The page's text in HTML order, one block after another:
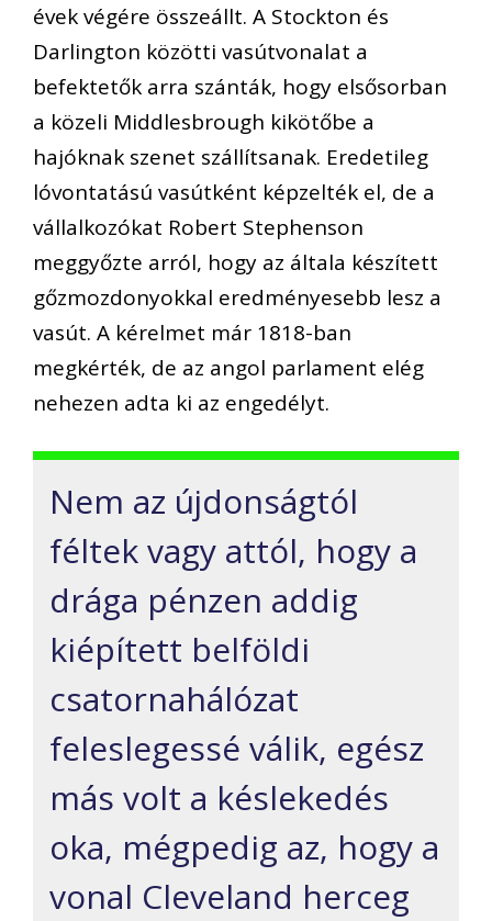
évek végére összeállt. A Stockton és
Darlington közötti vasútvonalat a
befektetők arra szánták, hogy elsősorban
a közeli Middlesbrough kikötőbe a
hajóknak szenet szállítsanak. Eredetileg
lóvontatású vasútként képzelték el, de a
vállalkozókat Robert Stephenson
meggyőzte arról, hogy az általa készített
gőzmozdonyokkal eredményesebb lesz a
vasút. A kérelmet már 1818-ban
megkérték, de az angol parlament elég
nehezen adta ki az engedélyt.
Nem az újdonságtól
féltek vagy attól, hogy a
drága pénzen addig
kiépített belföldi
csatornahálózat
feleslegessé válik, egész
más volt a késlekedés
oka, mégpedig az, hogy a
vonal Cleveland herceg